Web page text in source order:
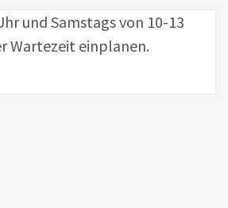
und Samstags von 10-13
Wartezeit einplanen.